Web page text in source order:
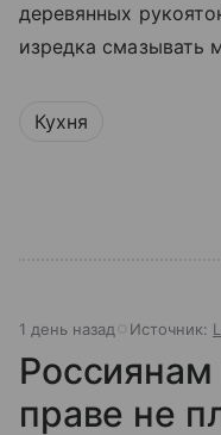
деревянных
изредка смазывать
Кухня
1 день назад Источник:
праве не